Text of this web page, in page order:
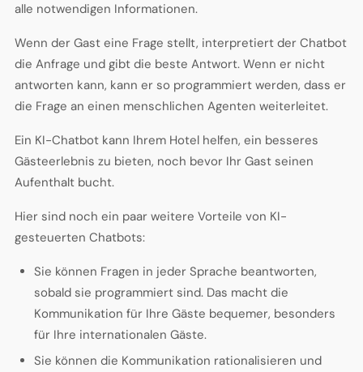
alle notwendigen Informationen.
Wenn der Gast eine Frage stellt, interpretiert der Chatbot
die Anfrage und gibt die beste Antwort. Wenn er nicht
antworten kann, kann er so programmiert werden, dass er
die Frage an einen menschlichen Agenten weiterleitet.
Ein KI-Chatbot kann Ihrem Hotel helfen, ein besseres
Gästeerlebnis zu bieten, noch bevor Ihr Gast seinen
Aufenthalt bucht.
Hier sind noch ein paar weitere Vorteile von KI-
gesteuerten Chatbots:
Sie können Fragen in jeder Sprache beantworten,
sobald sie programmiert sind. Das macht die
Kommunikation für Ihre Gäste bequemer, besonders
für Ihre internationalen Gäste.
Sie können die Kommunikation rationalisieren und